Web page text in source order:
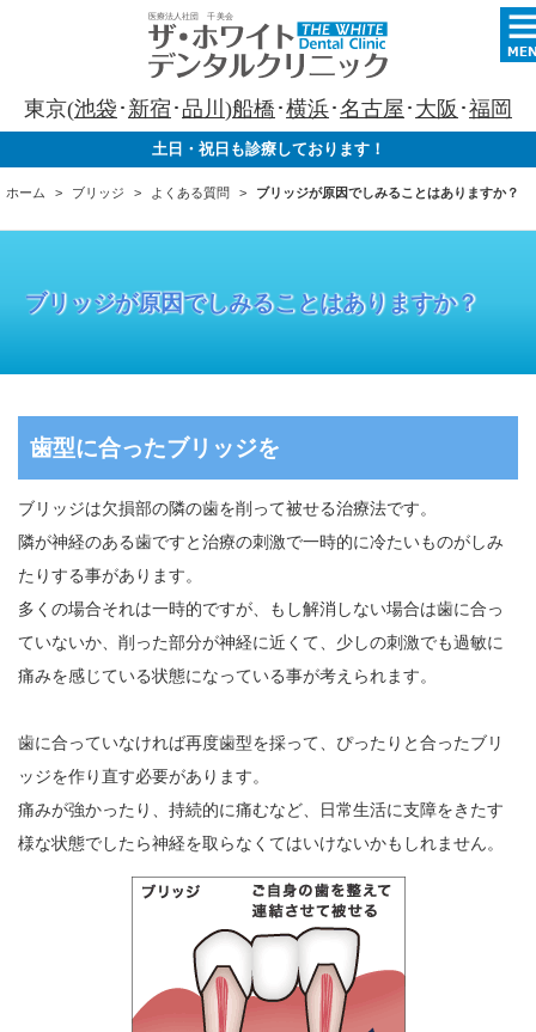
東京(池袋 ･ 新宿 ･ 品川 )船橋 ･横浜･名古屋 ･ 大阪 ･福岡
土日・祝日も診療しております！
ホーム ブリッジ よくある質問 ブリッジが原因でしみることはありますか？
ブリッジが原因でしみることはありますか？
歯型に合ったブリッジを
ブリッジは欠損部の隣の歯を削って被せる治療法です。
隣が神経のある歯ですと治療の刺激で一時的に冷たいものがしみ
たりする事があります。
多くの場合それは一時的ですが、もし解消しない場合は歯に合っ
ていないか、削った部分が神経に近くて、少しの刺激でも過敏に
痛みを感じている状態になっている事が考えられます。
歯に合っていなければ再度歯型を採って、ぴったりと合ったブリ
ッジを作り直す必要があります。
痛みが強かったり、持続的に痛むなど、日常生活に支障をきたす
様な状態でしたら神経を取らなくてはいけないかもしれません。